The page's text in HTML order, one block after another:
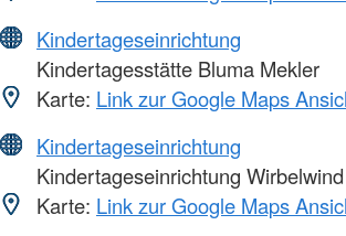
Kindertageseinrichtung
Kindertagesstätte Bluma Mekler
Karte: Link zur Google Maps
Kindertageseinrichtung
Kindertageseinrichtung Wirbelwind
Karte: Link zur Google Maps